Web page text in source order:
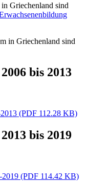
Griechenland sind
in Griechenland sind
bis 2013
(PDF 112.28 KB)
bis 2019
2019 (PDF 114.42 KB)